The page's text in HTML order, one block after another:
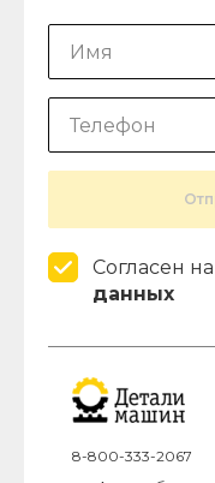
Согласен
данных
8-800-333-2067